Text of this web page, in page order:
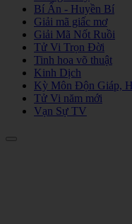
Bí Ẩn - Huyền Bí
Giải mã giấc mơ
Giải Mã Nốt Ruồi
Tử Vi Trọn Đời
Tinh hoa võ thuật
Kinh Dịch
Kỳ Môn Độn Giáp,
Tử Vi năm mới
Vạn Sự TV